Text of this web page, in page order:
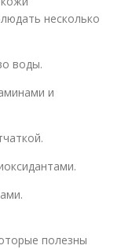
несколько
воды.
и
полезны